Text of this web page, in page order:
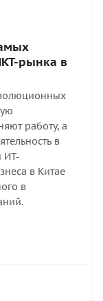
рынка в
работу, а
в
ИТ-
в Китае
в